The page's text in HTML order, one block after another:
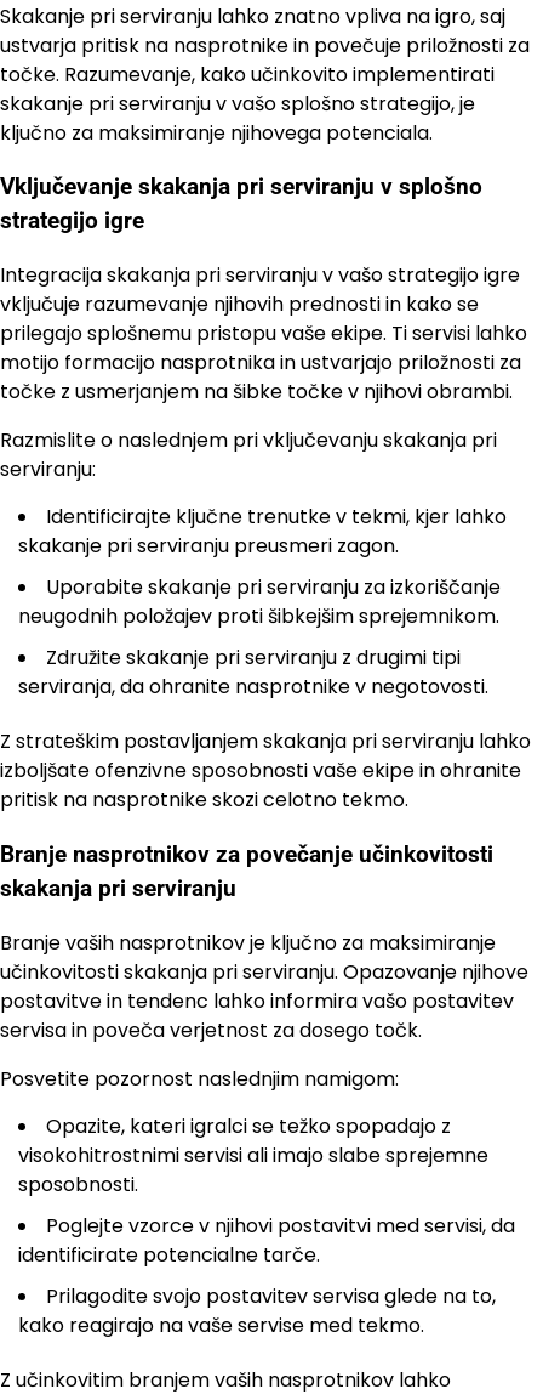
Skakanje pri serviranju lahko znatno vpliva na igro, saj
ustvarja pritisk na nasprotnike in povečuje priložnosti za
točke. Razumevanje, kako učinkovito implementirati
skakanje pri serviranju v vašo splošno strategijo, je
ključno za maksimiranje njihovega potenciala.
Vključevanje skakanja pri serviranju v splošno
strategijo igre
Integracija skakanja pri serviranju v vašo strategijo igre
vključuje razumevanje njihovih prednosti in kako se
prilegajo splošnemu pristopu vaše ekipe. Ti servisi lahko
motijo formacijo nasprotnika in ustvarjajo priložnosti za
točke z usmerjanjem na šibke točke v njihovi obrambi.
Razmislite o naslednjem pri vključevanju skakanja pri
serviranju:
Identificirajte ključne trenutke v tekmi, kjer lahko
skakanje pri serviranju preusmeri zagon.
Uporabite skakanje pri serviranju za izkoriščanje
neugodnih položajev proti šibkejšim sprejemnikom.
Združite skakanje pri serviranju z drugimi tipi
serviranja, da ohranite nasprotnike v negotovosti.
Z strateškim postavljanjem skakanja pri serviranju lahko
izboljšate ofenzivne sposobnosti vaše ekipe in ohranite
pritisk na nasprotnike skozi celotno tekmo.
Branje nasprotnikov za povečanje učinkovitosti
skakanja pri serviranju
Branje vaših nasprotnikov je ključno za maksimiranje
učinkovitosti skakanja pri serviranju. Opazovanje njihove
postavitve in tendenc lahko informira vašo postavitev
servisa in poveča verjetnost za dosego točk.
Posvetite pozornost naslednjim namigom:
Opazite, kateri igralci se težko spopadajo z
visokohitrostnimi servisi ali imajo slabe sprejemne
sposobnosti.
Poglejte vzorce v njihovi postavitvi med servisi, da
identificirate potencialne tarče.
Prilagodite svojo postavitev servisa glede na to,
kako reagirajo na vaše servise med tekmo.
Z učinkovitim branjem vaših nasprotnikov lahko